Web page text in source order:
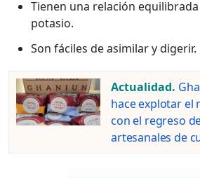
Tienen una relación
potasio.
Son fáciles de asimilar y digerir.
Actualidad.
hace explotar el
con el regreso
artesanales de